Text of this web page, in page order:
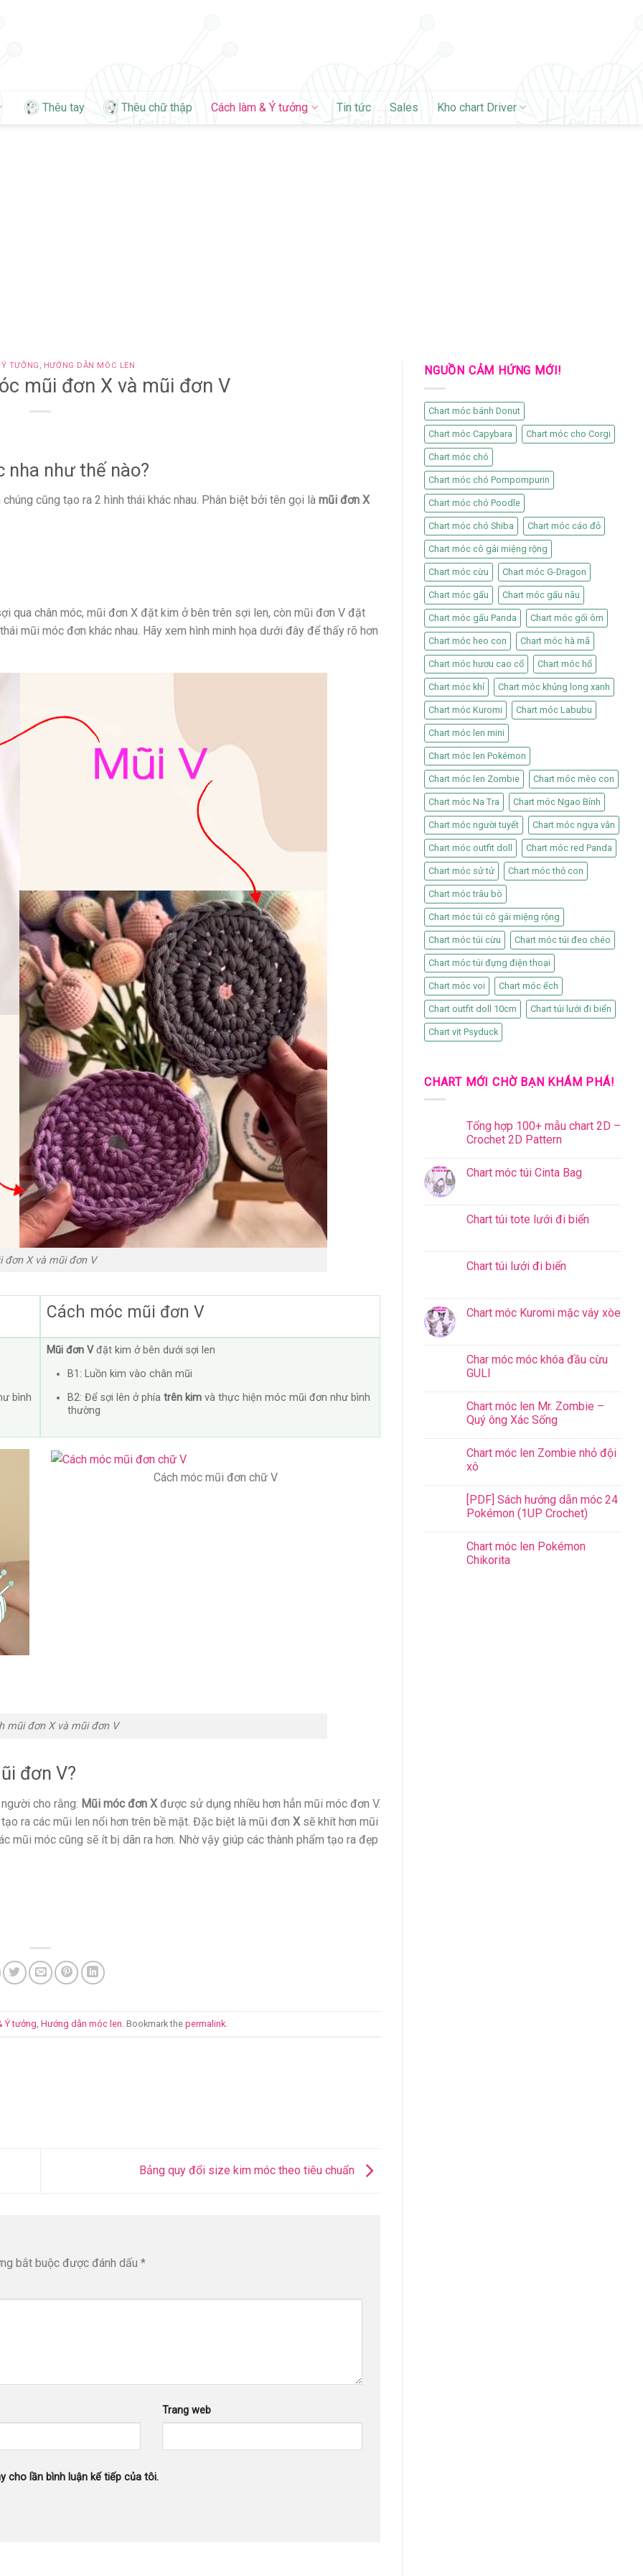
Thêu tay Thêu chữ thập Cách làm & Ý tưởng Tin tức Sales Kho chart Driver
TƯỞNG , HƯỚNG DẪN MÓC LEN
mũi đơn X và mũi đơn V
nha như thế nào?
cũng tạo ra 2 hình thái khác nhau. Phân biệt bởi tên gọi là mũi đơn X
qua chân móc, mũi đơn X đặt kim ở bên trên sợi len, còn mũi đơn V đặt
mũi móc đơn khác nhau. Hãy xem hình minh họa dưới đây để thấy rõ hơn
đơn X và mũi đơn V
Cách móc mũi đơn V
bình
Mũi đơn Vđặt kim ở bên dưới sợi len
B1: Luồn kim vào chân mũi
B2: Để sợi lên ở phíatrên kimvà thực hiện móc mũi đơn như bình
thường
Cách móc mũi đơn chữ V
mũi đơn X và mũi đơn V
đơn V?
cho rằng: Mũi móc đơn X được sử dụng nhiều hơn hẳn mũi móc đơn V.
ra các mũi len nổi hơn trên bề mặt. Đặc biệt là mũi đơn X sẽ khít hơn mũi
mũi móc cũng sẽ ít bị dãn ra hơn. Nhờ vậy giúp các thành phẩm tạo ra đẹp
Ý tưởng Hướng dẫn móc len . Bookmark the permalink.
Bảng quy đổi size kim móc theo tiêu chuẩn
bắt buộc được đánh dấu *
Trang web
cho lần bình luận kế tiếp của tôi.
NGUỒN CẢM HỨNG MỚI!
Chart móc bánh Donut
Chart móc Capybara Chart móc cho Corgi
Chart móc chó
Chart móc chó Pompompurin
Chart móc chó Poodle
Chart móc chó Shiba Chart móc cáo đỏ
Chart móc cô gái miệng rộng
Chart móc cừu Chart móc G-Dragon
Chart móc gấu Chart móc gấu nâu
Chart móc gấu Panda Chart móc gối ôm
Chart móc heo con Chart móc hà mã
Chart móc hươu cao cổ Chart móc hổ
Chart móc khỉ Chart móc khủng long xanh
Chart móc Kuromi Chart móc Labubu
Chart móc len mini
Chart móc len Pokémon
Chart móc len Zombie Chart móc mèo con
Chart móc Na Tra Chart móc Ngao Bính
Chart móc người tuyết Chart móc ngựa vằn
Chart móc outfit doll Chart móc red Panda
Chart móc sử tử Chart móc thỏ con
Chart móc trâu bò
Chart móc túi cô gái miệng rộng
Chart móc túi cừu Chart móc túi đeo chéo
Chart móc túi đựng điện thoại
Chart móc voi Chart móc ếch
Chart outfit doll 10cm Chart túi lưới đi biển
Chart vịt Psyduck
CHART MỚI CHỜ BẠN KHÁM PHÁ!
Tổng hợp 100+ mẫu chart 2D –
Crochet 2D Pattern
Chart móc túi Cinta Bag
Chart túi tote lưới đi biển
Chart túi lưới đi biển
Chart móc Kuromi mặc váy xòe
Char móc móc khóa đầu cừu
GULI
Chart móc len Mr. Zombie –
Quý ông Xác Sống
Chart móc len Zombie nhỏ đội
xô
[PDF] Sách hướng dẫn móc 24
Pokémon (1UP Crochet)
Chart móc len Pokémon
Chikorita